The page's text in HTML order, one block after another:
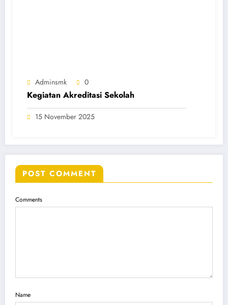
Adminsmk 0
Kegiatan Akreditasi Sekolah
15 November 2025
POST COMMENT
Comments
Name